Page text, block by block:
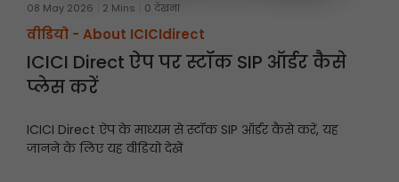
08 May 2026 2 Mins 0 देखना
वीडियो - About ICICIdirect
ICICI Direct ऐप पर स्टॉक SIP ऑर्डर कैसे
प्लेस करें
ICICI Direct ऐप के माध्यम से स्टॉक SIP ऑर्डर कैसे करें, यह
जानने के लिए यह वीडियो देखें